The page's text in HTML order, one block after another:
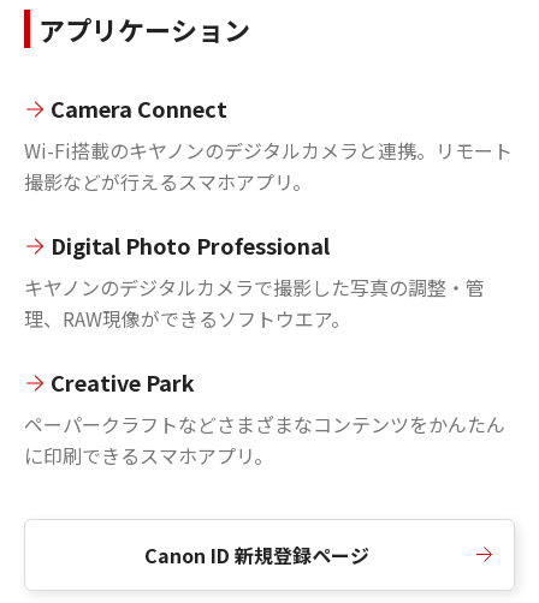
アプリケーション
Camera Connect
Wi-Fi搭載のキヤノンのデジタルカメラと連携。リモート
撮影などが行えるスマホアプリ。
Digital Photo Professional
キヤノンのデジタルカメラで撮影した写真の調整・管
理、RAW現像ができるソフトウエア。
Creative Park
ペーパークラフトなどさまざまなコンテンツをかんたん
に印刷できるスマホアプリ。
Canon ID 新規登録ページ